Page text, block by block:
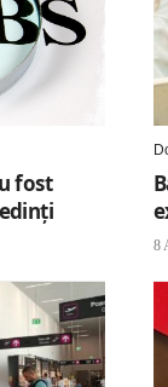
fost
8